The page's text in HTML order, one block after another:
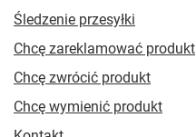
Śledzenie przesyłki
Chcę zareklamować produkt
Chcę zwrócić produkt
Chcę wymienić produkt